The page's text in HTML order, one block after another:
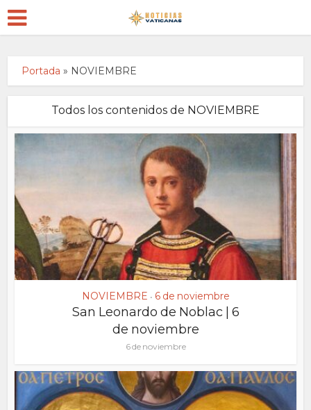
Portada » NOVIEMBRE
Todos los contenidos de NOVIEMBRE
NOVIEMBRE • 6 de noviembre
San Leonardo de Noblac | 6
de noviembre
6 de noviembre